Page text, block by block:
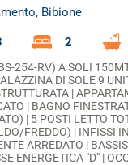
Bibione
2
254-RV) A SOLI
DI SOLE 9
|
| BAGNO
| 5 POSTI LETTO
FREDDO) | INFISSI
ARREDATO |
ENERGETICA "D" |